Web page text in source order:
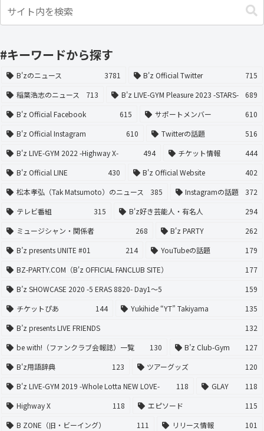
#キーワードから探す
B'zのニュース 3781 B'z Official Twitter
715
稲葉浩志のニュース
713 B'z LIVE-GYM Pleasure 2023 -STARS-
689
B'z Official Facebook
615 サポートメンバー
610
B'z Official Instagram
610 Twitterの話題
516
B'z LIVE-GYM 2022 -Highway X-
494 チケット情報
444
B'z Official LINE
430 B'z Official Website
402
松本孝弘（Tak Matsumoto）のニュース
385 Instagramの話題
372
テレビ番組
315 B'z好き芸能人・有名人
294
ミュージシャン・関係者
268 B'z PARTY
262
B’z presents UNITE #01
214 YouTubeの話題
179
BZ-PARTY.COM（B'z OFFICIAL FANCLUB SITE）
177
B’z SHOWCASE 2020 -5 ERAS 8820- Day1〜5
159
チケットぴあ
144 Yukihide “YT” Takiyama
135
B’z presents LIVE FRIENDS
132
be with!（ファンクラブ会報誌）一覧
130 B’z Club-Gym
127
B'z用語辞典
123 ツアーグッズ
120
B'z LIVE-GYM 2019 -Whole Lotta NEW LOVE-
118 GLAY
118
Highway X
118 エピソード
115
B ZONE（旧・ビーイング）
111 リリース情報
101